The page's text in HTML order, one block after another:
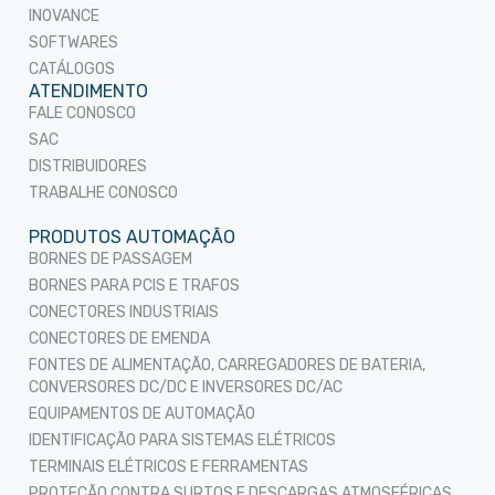
INOVANCE
SOFTWARES
CATÁLOGOS
ATENDIMENTO
FALE CONOSCO
SAC
DISTRIBUIDORES
TRABALHE CONOSCO
PRODUTOS AUTOMAÇÃO
BORNES DE PASSAGEM
BORNES PARA PCIS E TRAFOS
CONECTORES INDUSTRIAIS
CONECTORES DE EMENDA
FONTES DE ALIMENTAÇÃO, CARREGADORES DE BATERIA,
CONVERSORES DC/DC E INVERSORES DC/AC
EQUIPAMENTOS DE AUTOMAÇÃO
IDENTIFICAÇÃO PARA SISTEMAS ELÉTRICOS
TERMINAIS ELÉTRICOS E FERRAMENTAS